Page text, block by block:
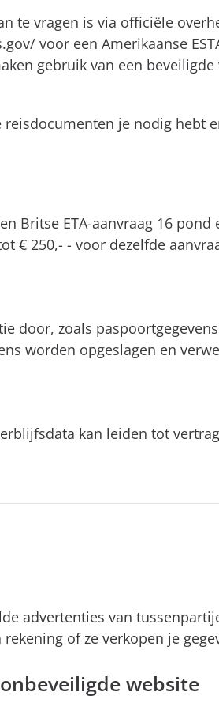
te vragen is via officiële
voor een Amerikaanse
gebruik van een
reisdocumenten je nodig hebt
Britse ETA-aanvraag 16
€ 250,- - voor dezelfde
door, zoals
worden opgeslagen en
kan leiden tot
advertenties van
of ze verkopen je
website